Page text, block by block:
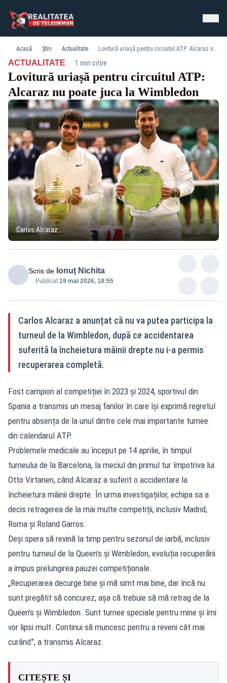
Acasă Știri Actualitate Lovitură uriașă pentru circuitul ATP: Alcaraz nu poate juca la Wimbledon
ACTUALITATE· 1 min citire
Lovitură uriașă pentru circuitul ATP:
Alcaraz nu poate juca la Wimbledon
Carlos Alcaraz
Scris de Ionuț Nichita
Publicat:19 mai 2026, 18:55
Carlos Alcaraz a anunțat că nu va putea participa la
turneul de la Wimbledon, după ce accidentarea
suferită la încheietura mâinii drepte nu i-a permis
recuperarea completă.
Fost campion al competiției în 2023 și 2024, sportivul din
Spania a transmis un mesaj fanilor în care își exprimă regretul
pentru absența de la unul dintre cele mai importante turnee
din calendarul ATP.
Problemele medicale au început pe 14 aprilie, în timpul
turneului de la Barcelona, la meciul din primul tur împotriva lui
Otto Virtanen, când Alcaraz a suferit o accidentare la
încheietura mâinii drepte. În urma investigațiilor, echipa sa a
decis retragerea de la mai multe competiții, inclusiv Madrid,
Roma și Roland Garros.
Deși spera să revină la timp pentru sezonul de iarbă, inclusiv
pentru turneul de la Queen’s și Wimbledon, evoluția recuperării
a impus prelungirea pauzei competiționale.
„Recuperarea decurge bine și mă simt mai bine, dar încă nu
sunt pregătit să concurez, așa că trebuie să mă retrag de la
Queen’s și Wimbledon. Sunt turnee speciale pentru mine și îmi
vor lipsi mult. Continui să muncesc pentru a reveni cât mai
curând”, a transmis Alcaraz.
CITEȘTE ȘI